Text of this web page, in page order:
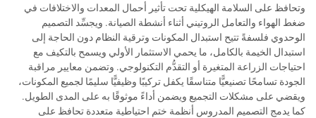
وتحافظ على السلامة الهيكلية تحت تأثير أحمال المعدات والاختلافات في
ضغط الهواء والتعامل الروتيني أثناء أنشطة الصيانة. ويجسِّد التصميم
الوحدوي فلسفةً تتيح استبدال المكونات وترقية النظام دون الحاجة إلى
استبدال الخيمة بالكامل، ما يحمي الاستثمار الأولي ويسمح بالتكيف مع
احتياجات الزراعة المتغيرة أو التقدُّم التكنولوجي. وتضمن معايير مراقبة
الجودة تسامحًا تصنيعيًّا متناسقًا يكفل تركيبًا وظيفيًّا سليمًا لجميع المكونات،
ويقضي على مشكلات التجميع ويضمن أداءً موثوقًا به على المدى الطويل.
كما يدمج التصميم المدروس أنظمة ختم احتياطية متعددة تحافظ على